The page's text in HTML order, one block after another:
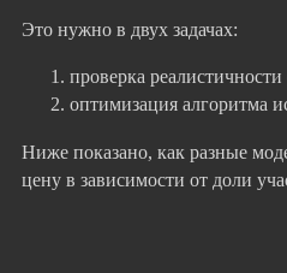
Это нужно в двух задачах:
проверка реалистичности
оптимизация алгоритма
Ниже показано, как разные
цену в зависимости от доли